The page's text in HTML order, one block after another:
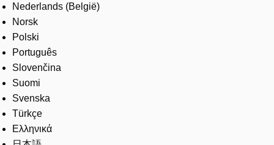
Nederlands (België)
Norsk
Polski
Português
Slovenčina
Suomi
Svenska
Türkçe
Ελληνικά